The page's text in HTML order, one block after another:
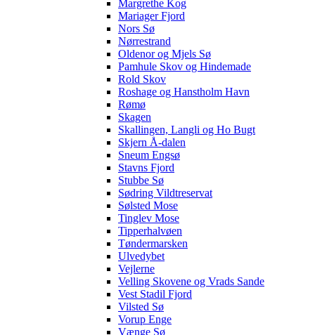
Margrethe Kog
Mariager Fjord
Nors Sø
Nørrestrand
Oldenor og Mjels Sø
Pamhule Skov og Hindemade
Rold Skov
Roshage og Hanstholm Havn
Rømø
Skagen
Skallingen, Langli og Ho Bugt
Skjern Å-dalen
Sneum Engsø
Stavns Fjord
Stubbe Sø
Sødring Vildtreservat
Sølsted Mose
Tinglev Mose
Tipperhalvøen
Tøndermarsken
Ulvedybet
Vejlerne
Velling Skovene og Vrads Sande
Vest Stadil Fjord
Vilsted Sø
Vorup Enge
Vænge Sø